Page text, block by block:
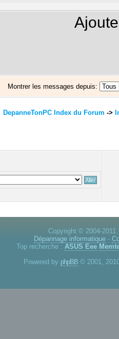
Montrer les messages depuis:
DepanneTonPC Index du Forum ->
Copyright © 2004-
Dépannage informatique -
Top recherche : ASUS Eee
Powered by phpBB © 2001,